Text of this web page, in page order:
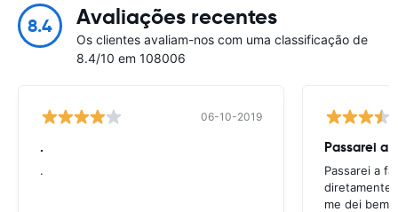
8.4 Avaliações recentes
Os clientes avaliam-nos com uma classificação de
8.4/10 em 108006
06-10-2019
.
.
Passarei a
Passarei a
diretamente
me dei bem